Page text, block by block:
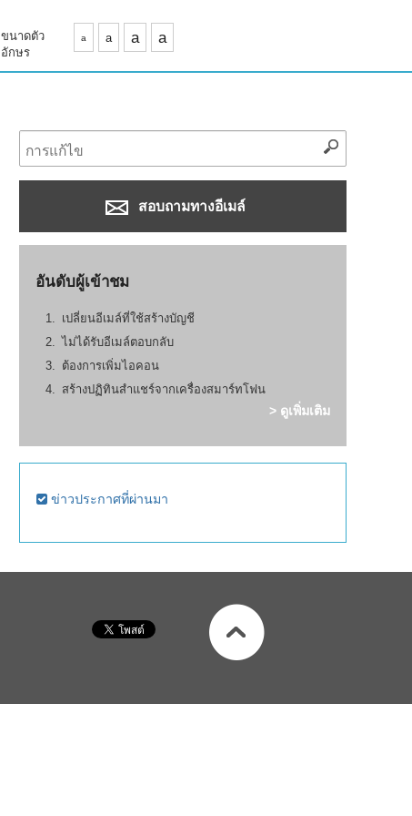
ขนาดตัว
อักษร
a a a a
สอบถามทางอีเมล์
อันดับผู้เข้าชม
เปลี่ยนอีเมล์ที่ใช้สร้างบัญชี
ไม่ได้รับอีเมล์ตอบกลับ
ต้องการเพิ่มไอคอน
สร้างปฏิทินสำแชร์จากเครื่องสมาร์ทโฟน
> ดูเพิ่มเติม
ข่าวประกาศที่ผ่านมา